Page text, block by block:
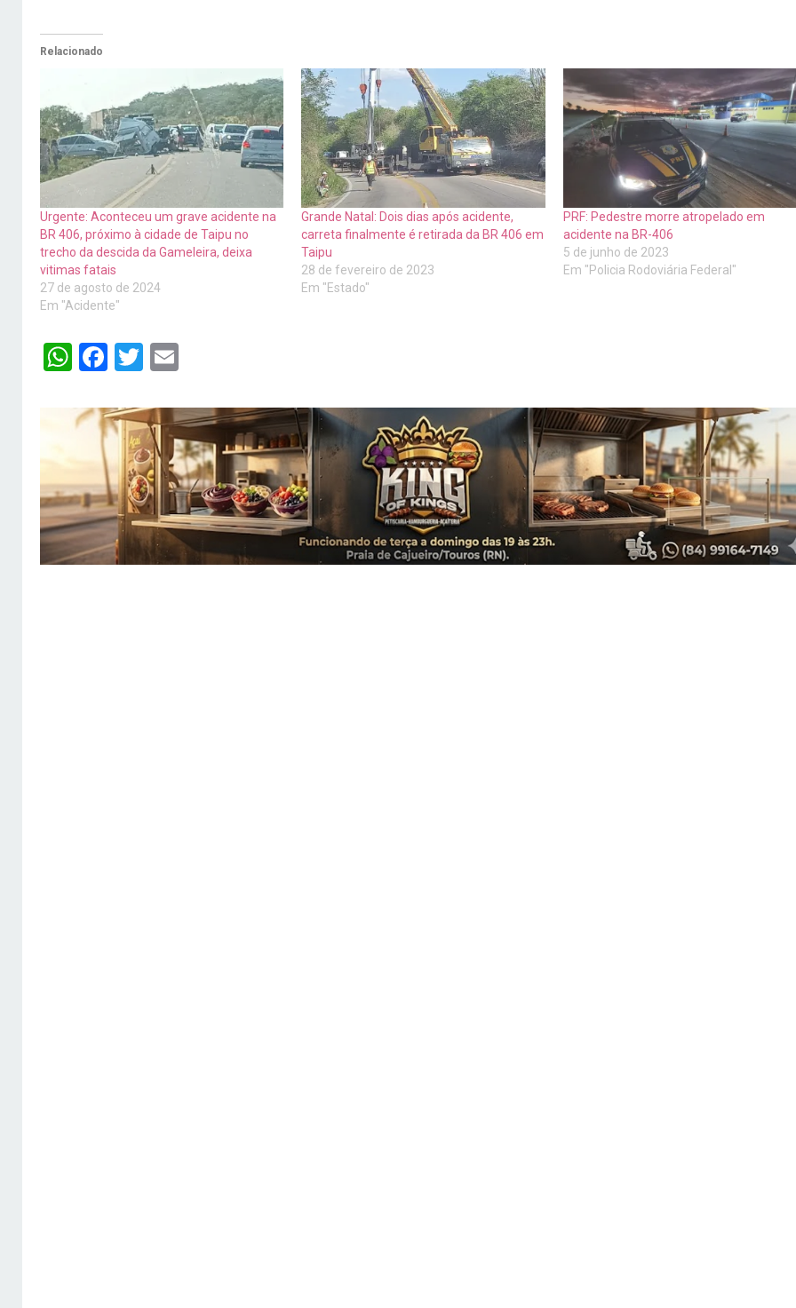
Relacionado
Urgente: Aconteceu um grave acidente na
BR 406, próximo à cidade de Taipu no
trecho da descida da Gameleira, deixa
vitimas fatais
27 de agosto de 2024
Em "Acidente"
Grande Natal: Dois dias após acidente,
carreta finalmente é retirada da BR 406 em
Taipu
28 de fevereiro de 2023
Em "Estado"
PRF: Pedestre morre atropelado em
acidente na BR-406
5 de junho de 2023
Em "Policia Rodoviária Federal"
WhatsApp
Facebook
Twitter
Email